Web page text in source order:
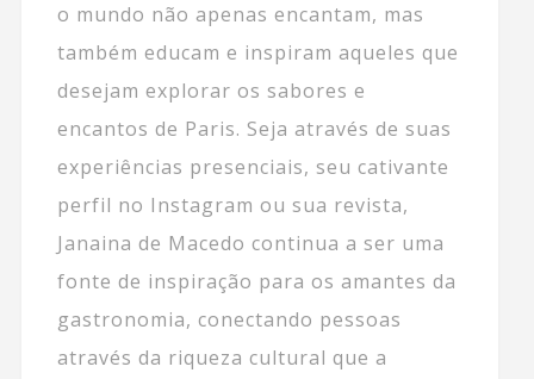
o mundo não apenas encantam, mas
também educam e inspiram aqueles que
desejam explorar os sabores e
encantos de Paris. Seja através de suas
experiências presenciais, seu cativante
perfil no Instagram ou sua revista,
Janaina de Macedo continua a ser uma
fonte de inspiração para os amantes da
gastronomia, conectando pessoas
através da riqueza cultural que a